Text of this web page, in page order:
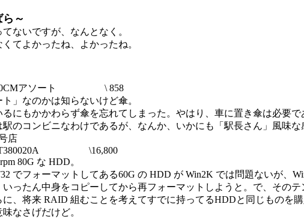
～
ないですが、なんとなく。
てよかったね、よかったね。
60CMアソート \ 858
」なのかは知らないけど傘。
にもかかわらず傘を忘れてしまった。やはり、車に置き傘は必要で
駅のコンビニなわけであるが、なんか、いかにも「駅長さん」風味
店
ST380020A \16,800
80G な HDD。
でフォーマットしてある60G の HDD が Win2K では問題ないが
ったん中身をコピーしてから再フォーマットしようと。で、その
に、将来 RAID 組むことを考えてすでに持ってるHDDと同じものを
なさげだけど。